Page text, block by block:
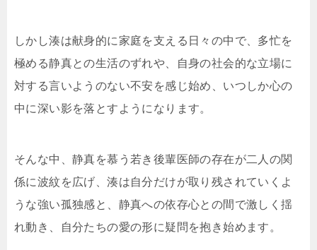
しかし湊は献身的に家庭を支える日々の中で、多忙を
極める静真との生活のずれや、自身の社会的な立場に
対する言いようのない不安を感じ始め、いつしか心の
中に深い影を落とすようになります。
そんな中、静真を慕う若き後輩医師の存在が二人の関
係に波紋を広げ、湊は自分だけが取り残されていくよ
うな強い孤独感と、静真への依存心との間で激しく揺
れ動き、自分たちの愛の形に疑問を抱き始めます。